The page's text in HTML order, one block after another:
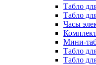
Табло
Табло
Часы
Мини-
Табло
Табло